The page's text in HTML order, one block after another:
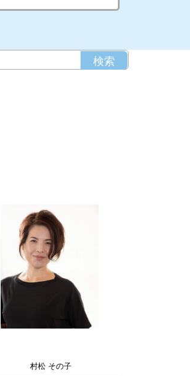
村松 その子